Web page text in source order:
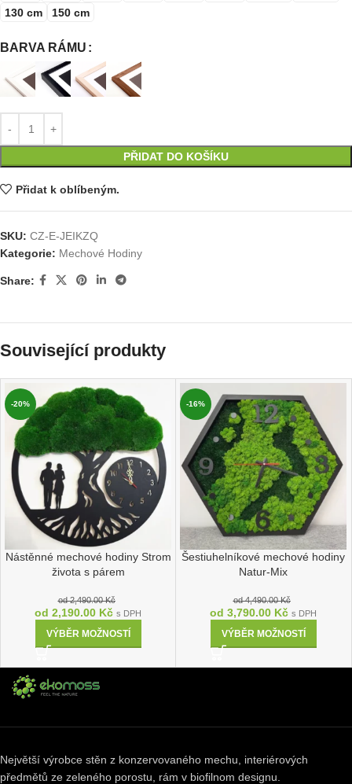
130 cm
150 cm
BARVA RÁMU
PŘIDAT DO KOŠÍKU
Přidat k oblíbeným.
SKU: CZ-E-JEIKZQ
Kategorie: Mechové Hodiny
Share:
Související produkty
-20%
Nástěnné mechové hodiny Strom
života s párem
od2,490.00Kč
od 2,190.00 Kč s DPH
VÝBĚR MOŽNOSTÍ
-16%
Šestiuhelníkové mechové hodiny
Natur-Mix
od4,490.00Kč
od 3,790.00 Kč s DPH
VÝBĚR MOŽNOSTÍ
Největší výrobce stěn z konzervovaného mechu, interiérových
předmětů ze zeleného porostu, rám v biofilnom designu.